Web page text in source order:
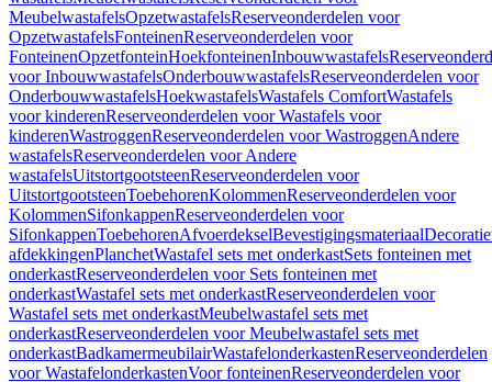
MeubelwastafelsOpzetwastafelsReserveonderdelen voor
OpzetwastafelsFonteinenReserveonderdelen voor
FonteinenOpzetfonteinHoekfonteinenInbouwwastafels
voor InbouwwastafelsOnderbouwwastafelsReserveonderdelen voor
OnderbouwwastafelsHoekwastafelsWastafels ComfortWastafels
voor kinderenReserveonderdelen voor Wastafels voor
kinderenWastroggenReserveonderdelen voor WastroggenAndere
wastafelsReserveonderdelen voor Andere
wastafelsUitstortgootsteenReserveonderdelen voor
UitstortgootsteenToebehorenKolommenReserveonderdelen voor
KolommenSifonkappenReserveonderdelen voor
SifonkappenToebehorenAfvoerdekselBevestigingsmateriaal
afdekkingenPlanchetWastafel sets met onderkastSets fonteinen met
onderkastReserveonderdelen voor Sets fonteinen met
onderkastWastafel sets met onderkastReserveonderdelen voor
Wastafel sets met onderkastMeubelwastafel sets met
onderkastReserveonderdelen voor Meubelwastafel sets met
onderkastBadkamermeubilairWastafelonderkastenReserveonderdelen
voor WastafelonderkastenVoor fonteinenReserveonderdelen voor